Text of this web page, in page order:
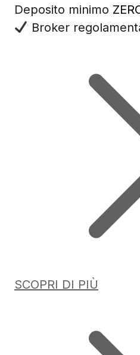
Deposito minimo
Broker
SCOPRI DI PIÙ